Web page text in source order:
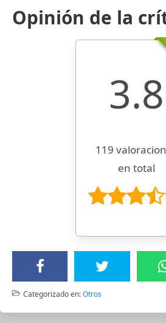
Opinión de la
3.8
119
en total
Categorizado en:Otros